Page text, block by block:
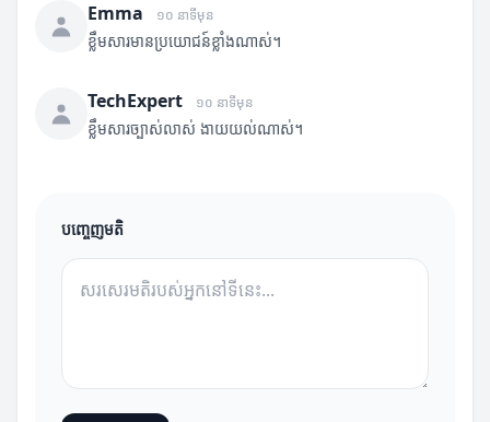
Emma ១០ នាទីមុន
ខ្លឹមសារមានប្រយោជន៍ខ្លាំងណាស់។
TechExpert ១០ នាទីមុន
ខ្លឹមសារច្បាស់លាស់ ងាយយល់ណាស់។
បញ្ចេញមតិ